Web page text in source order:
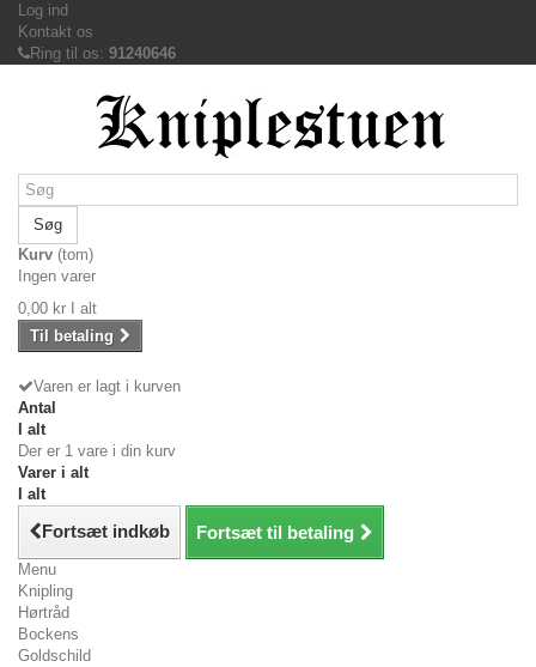
Log ind
Kontakt os
Ring til os: 91240646
Søg
Kurv (tom)
Ingen varer
0,00 kr
I alt
Til betaling
Varen er lagt i kurven
Antal
I alt
Der er 1 vare i din kurv
Varer i alt
I alt
Fortsæt indkøb Fortsæt til betaling
Menu
Knipling
Hørtråd
Bockens
Goldschild